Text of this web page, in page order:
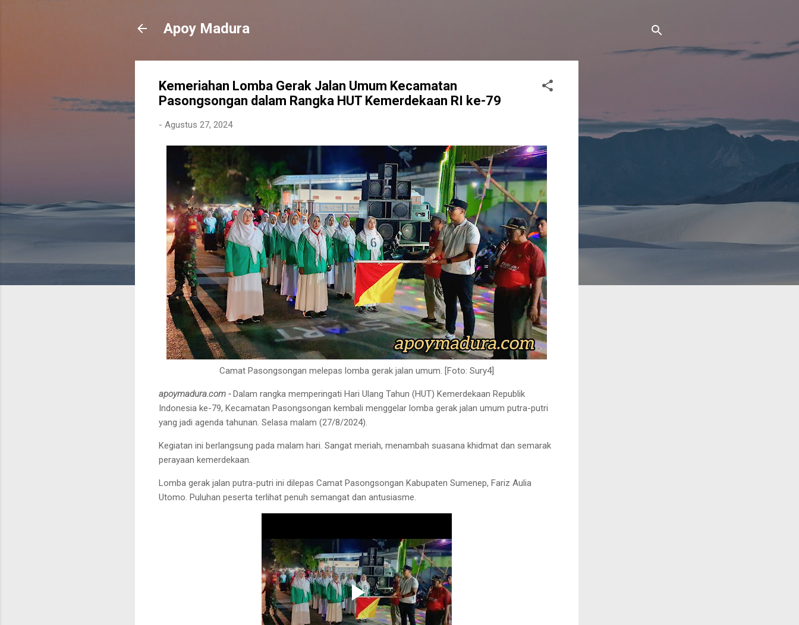
Apoy Madura
Kemeriahan Lomba Gerak Jalan Umum Kecamatan
Pasongsongan dalam Rangka HUT Kemerdekaan RI ke-79
- Agustus 27, 2024
Camat Pasongsongan melepas lomba gerak jalan umum. [Foto: Sury4]
apoymadura.com -Dalam rangka memperingati Hari Ulang Tahun (HUT) Kemerdekaan Republik
Indonesia ke-79, Kecamatan Pasongsongan kembali menggelar lomba gerak jalan umum putra-putri
yang jadi agenda tahunan. Selasa malam (27/8/2024).
Kegiatan ini berlangsung pada malam hari. Sangat meriah, menambah suasana khidmat dan semarak
perayaan kemerdekaan.
Lomba gerak jalan putra-putri ini dilepas Camat Pasongsongan Kabupaten Sumenep, Fariz Aulia
Utomo. Puluhan peserta terlihat penuh semangat dan antusiasme.